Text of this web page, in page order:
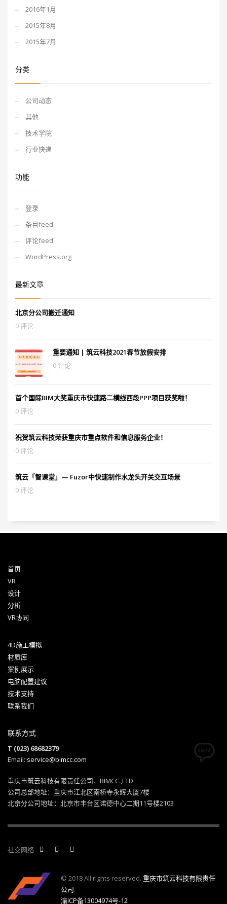
2016年1月
2015年8月
2015年7月
分类
公司动态
其他
技术学院
行业快递
功能
登录
条目feed
评论feed
WordPress.org
最新文章
北京分公司搬迁通知
0 评论
重要通知 | 筑云科技2021春节放假安排
0 评论
首个国际BIM大奖重庆市快速路二横线西段PPP项目获奖啦！
0 评论
祝贺筑云科技荣获重庆市重点软件和信息服务企业！
0 评论
筑云「智课堂」— Fuzor中快速制作水龙头开关交互场景
0 评论
首页
VR
设计
分析
VR协同
4D施工模拟
材质库
案例展示
电脑配置建议
技术支持
联系我们
联系方式
T (023) 68682379
Email: service@bimcc.com
重庆市筑云科技有限责任公司，BIMCC.,LTD
公司总部地址：重庆市江北区南桥寺永辉大厦7楼
北京分公司地址：北京市丰台区诺德中心二期11号楼2103
社交网络
© 2018 All rights reserved. 重庆市筑云科技有限责任
公司.
渝ICP备13004974号-12